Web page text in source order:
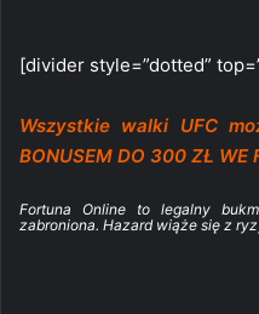
[divider style=”dotted”
Wszystkie walki UFC
BONUSEM DO 300 ZŁ WE
Fortuna Online to legalny
zabroniona. Hazard wiąże się z